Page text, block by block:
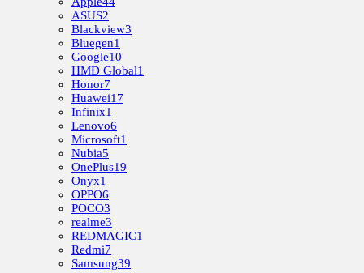
ASUS2
Blackview3
Bluegen1
Google10
HMD Global1
Honor7
Huawei17
Infinix1
Lenovo6
Microsoft1
Nubia5
OnePlus19
Onyx1
OPPO6
POCO3
realme3
REDMAGIC1
Redmi7
Samsung39